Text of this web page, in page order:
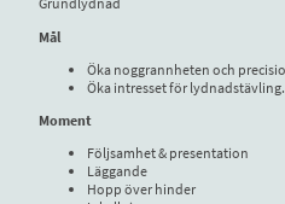
Mål
Öka noggrannheten och
Öka intresset för lydnadstävling.
Moment
Följsamhet & presentation
Läggande
Hopp över hinder